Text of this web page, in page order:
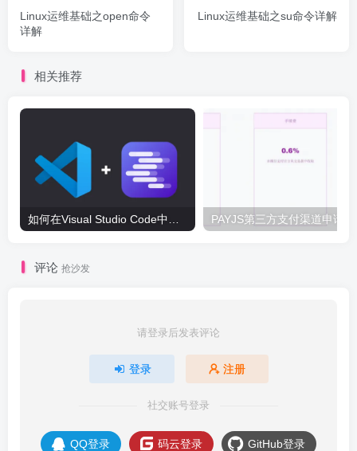
Linux运维基础之open命令
详解
Linux运维基础之su命令详解
相关推荐
评论 抢沙发
请登录后发表评论
登录 注册
社交账号登录
QQ登录 码云登录 GitHub登录